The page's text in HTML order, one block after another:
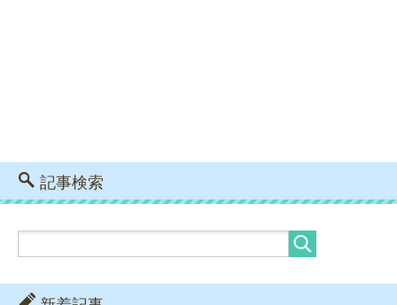
記事検索